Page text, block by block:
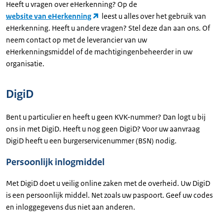
Heeft u vragen over eHerkenning? Op de
website van eHerkenning
leest u alles over het gebruik van
eHerkenning. Heeft u andere vragen? Stel deze dan aan ons. Of
neem contact op met de leverancier van uw
eHerkenningsmiddel of de machtigingenbeheerder in uw
organisatie.
DigiD
Bent u particulier en heeft u geen KVK-nummer? Dan logt u bij
ons in met DigiD. Heeft u nog geen DigiD? Voor uw aanvraag
DigiD heeft u een burgerservicenummer (BSN) nodig.
Persoonlijk inlogmiddel
Met DigiD doet u veilig online zaken met de overheid. Uw DigiD
is een persoonlijk middel. Net zoals uw paspoort. Geef uw codes
en inloggegevens dus niet aan anderen.